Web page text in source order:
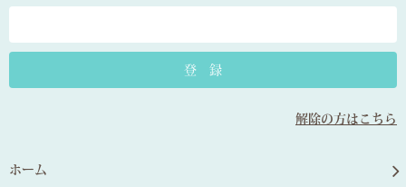
解除の方はこちら
ホーム